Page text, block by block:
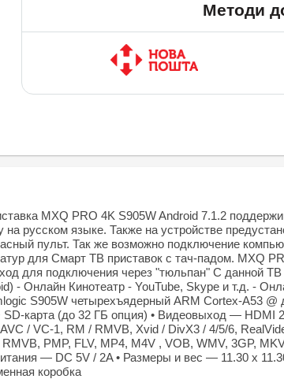
Методи
MXQ PRO 4K S905W Android 7.1.2
русском языке. Также на устройстве
пульт. Так же возможно подключение
для Смарт ТВ приставок с тач-падом. MXQ
для подключения через "тюльпан" С данной
- Онлайн Кинотеатр - YouTube, Skype и т.д. -
S905W четырехъядерный ARM Cortex-A53
(до 32 ГБ опция) • Видеовыход — HDMI
/ VC-1, RM / RMVB, Xvid / DivX3 / 4/5/6,
PMP, FLV, MP4, M4V , VOB, WMV, 3GP,
— DC 5V / 2A • Размеры и вес — 11.30 x
коробка